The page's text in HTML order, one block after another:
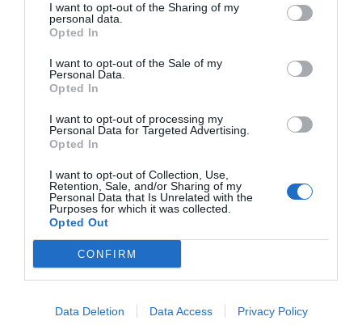
I want to opt-out of the Sharing of my
personal data.
Opted In
I want to opt-out of the Sale of my
Personal Data.
Opted In
I want to opt-out of processing my
Personal Data for Targeted Advertising.
Opted In
I want to opt-out of Collection, Use,
Retention, Sale, and/or Sharing of my
Personal Data that Is Unrelated with the
Purposes for which it was collected.
Opted Out
CONFIRM
Data Deletion Data Access Privacy Policy
El IBEX 35 cerró la sesión del miércoles en
los 20.057 puntos, un nuevo récord
Eulogio López
Ceuta. Nuestra Señora de África:
convertir al musulmán
Eulogio López